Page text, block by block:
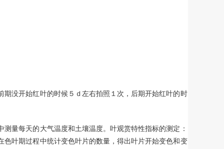
没开始红叶的时候５ｄ左右拍照１次，后期开始红叶的时
量每天的大气温度和土壤温度。叶观赏特性指标的测定：
叶期过程中统计变色叶片的数量，得出叶片开始变色和变